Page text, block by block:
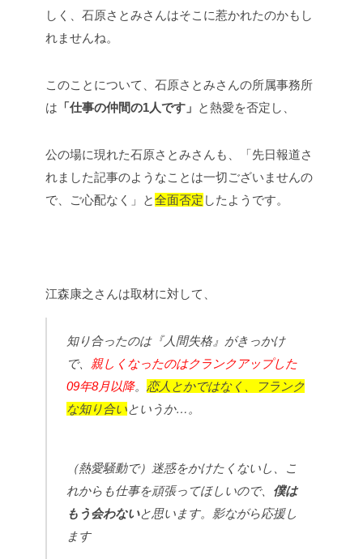
しく、石原さとみさんはそこに惹かれたのかもし
れませんね。
このことについて、石原さとみさんの所属事務所
は 「仕事の仲間の1人です」 と熱愛を否定し、
公の場に現れた石原さとみさんも、「先日報道さ
れました記事のようなことは一切ございませんの
で、ご心配なく」と全面否定 したようです。
江森康之さんは取材に対して、
知り合ったのは『人間失格』がきっかけ
で、 親しくなったのはクランクアップした
09年8月以降。 恋人とかではなく、フランク
な知り合いというか…。
（熱愛騒動で）迷惑をかけたくないし、こ
れからも仕事を頑張ってほしいので、 僕は
もう会わないと思います。影ながら応援し
ます